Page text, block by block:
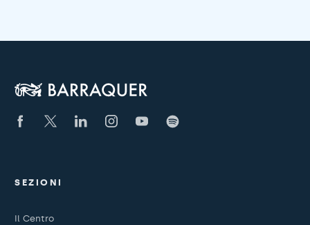
SEZIONI
Il Centro